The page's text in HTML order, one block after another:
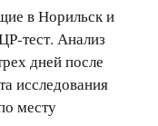
в Норильск и
тест. Анализ
дней после
исследования
месту